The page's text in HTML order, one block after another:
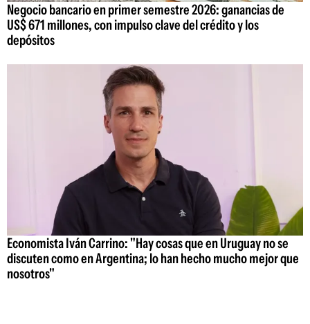
Negocio bancario en primer semestre 2026: ganancias de
US$ 671 millones, con impulso clave del crédito y los
depósitos
Economista Iván Carrino: "Hay cosas que en Uruguay no se
discuten como en Argentina; lo han hecho mucho mejor que
nosotros"